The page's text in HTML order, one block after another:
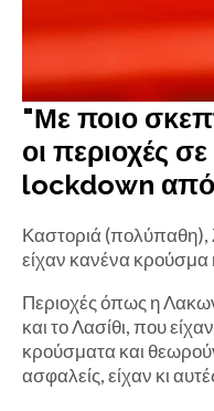
"Με ποιο
οι περιοχές
lockdown από
Καστοριά (πολύπαθη),
είχαν κανένα κρούσμα
Περιοχές όπως η
και το Λασίθι, που
κρούσματα και
ασφαλείς, είχαν κι